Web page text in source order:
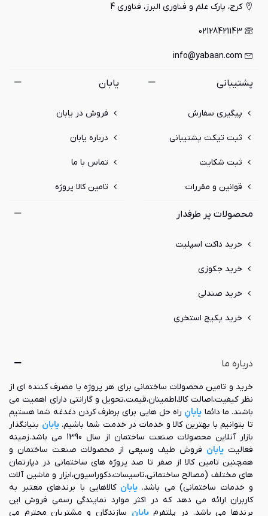
کرج، پارک علم و فناوری البرز، فناوری 4
02128421143
info@yabaan.com
پشتیبانی
پیگیری سفارش
ثبت تیکت پشتیبانی
ثبت شکایت
قوانین و مقررات
یابان
فروش در یابان
درباره یابان
تماس با ما
تامین کالا پروژه
محصولات پر طرفدار
خرید داکت اسپلیت
خرید جکوزی
خرید صندلی
خرید پکیج استخری
درباره ما
خرید و تامین محصولات ساختمانی برای هر پروژه یا مصرف کننده ای از
نظر کیفیت،اصالت کالا،اطمینان،قیمت،تحویل و گارانتی دارای اهمیت می
باشند. ما دائما یابانِ راه حل هایی برای برطرف کردن دغدغه شما هستیم
تا بتوانیم با بهترین کالا و خدمات در خدمت شما باشیم.یابان بنیانگذار
بازار آنلاین محصولات صنعت ساختمان از سال 1390 می باشد.زمینه
فعالیتیابان فروش طیف وسیعی از محصولات صنعت ساختمان و
همچنین تامین کالا از صفر تا صد پروژه های ساختمانی در دپارتمان
های مختلف (مصالح ساختمانی،تاسیسات،دکوراسیون،ابزار و ماشین آلات
و خدمات ساختمانی) می باشد.یابان کالاهایی با برندهای معتبر به
کاربران ارائه می دهد که در اکثر موارد نمایندگی رسمی فروش این
برندها می باشد. در پلتفرمیابان سازندگان و مشتریان محترم می